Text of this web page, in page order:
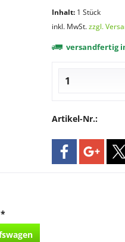
Inhalt: 1 Stück
inkl. MwSt.zzgl.
versandfertig
Artikel-Nr.:
*